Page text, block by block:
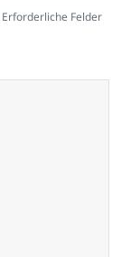
Erforderliche Felder